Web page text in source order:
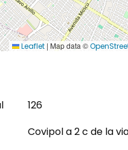
Leaflet | Map data ©
126
Covipol a 2 c de la